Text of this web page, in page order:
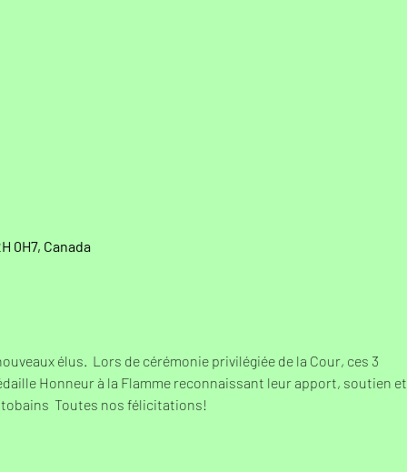
0H7, Canada
élus.  Lors de cérémonie privilégiée de la Cour, ces 3
Honneur à la Flamme reconnaissant leur apport, soutien et
Toutes nos félicitations!